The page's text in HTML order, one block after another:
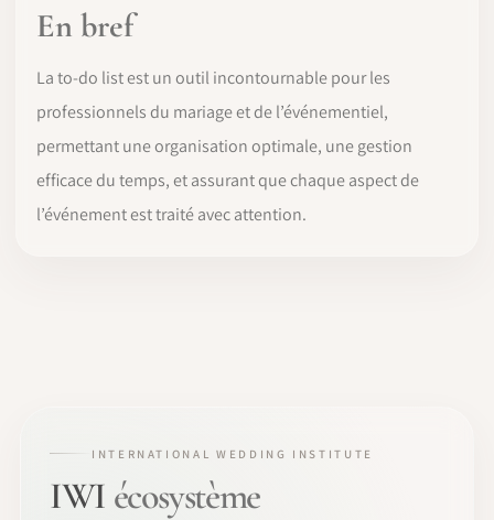
En bref
La to-do list est un outil incontournable pour les
professionnels du mariage et de l’événementiel,
permettant une organisation optimale, une gestion
efficace du temps, et assurant que chaque aspect de
l’événement est traité avec attention.
INTERNATIONAL WEDDING INSTITUTE
IWI écosystème